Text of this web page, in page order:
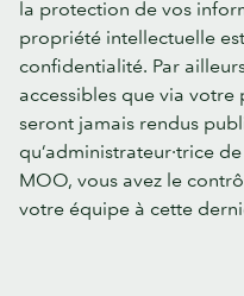
la protection de vos
propriété intellectuelle
confidentialité. Par
accessibles que via
seront jamais rendus
qu’administrateur·trice
MOO, vous avez le
votre équipe à cette